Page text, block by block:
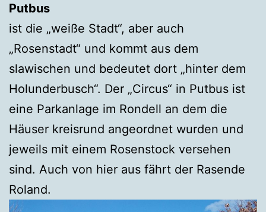
Putbus
ist die „weiße Stadt“, aber auch
„Rosenstadt“ und kommt aus dem
slawischen und bedeutet dort „hinter dem
Holunderbusch“. Der „Circus“ in Putbus ist
eine Parkanlage im Rondell an dem die
Häuser kreisrund angeordnet wurden und
jeweils mit einem Rosenstock versehen
sind. Auch von hier aus fährt der Rasende
Roland.